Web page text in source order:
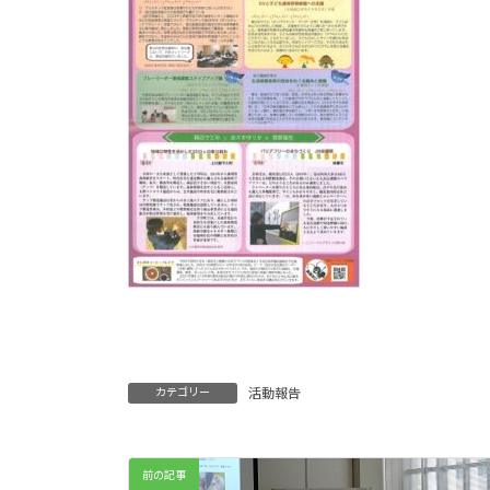
カテゴリー 活動報告
前の記事